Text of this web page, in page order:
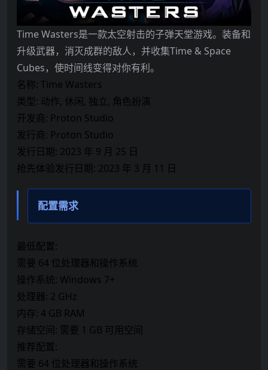
Time Wasters是一款太空射击的子弹天堂游戏。装备和
升级武器，消灭成群的敌人，并收集Time & Space
Cubes，使时间线变得对你有利。
名称: Time Wasters
类型: 动作, 休闲, 独立, 角色扮演
开发商: Proton Studio
发行商: Proton Studio
发行日期: 2023 年 9 月 25 日
抢先体验发行日期: 2023 年 3 月 11 日
配置需求
最低配置:
需要 64 位处理器和操作系统
操作系统: Windows 7+
处理器: 2 GHz
内存: 4 GB RAM
存储空间: 需要 1 GB 可用空间
推荐配置:
需要 64 位处理器和操作系统